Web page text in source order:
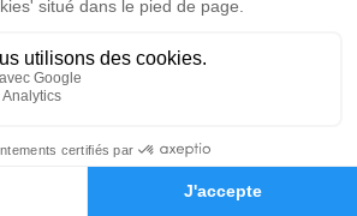
Hommages
avril 2023 à 10h00
Clemenceau